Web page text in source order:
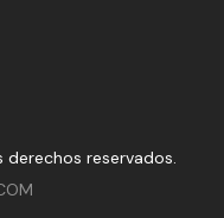
derechos reservados.